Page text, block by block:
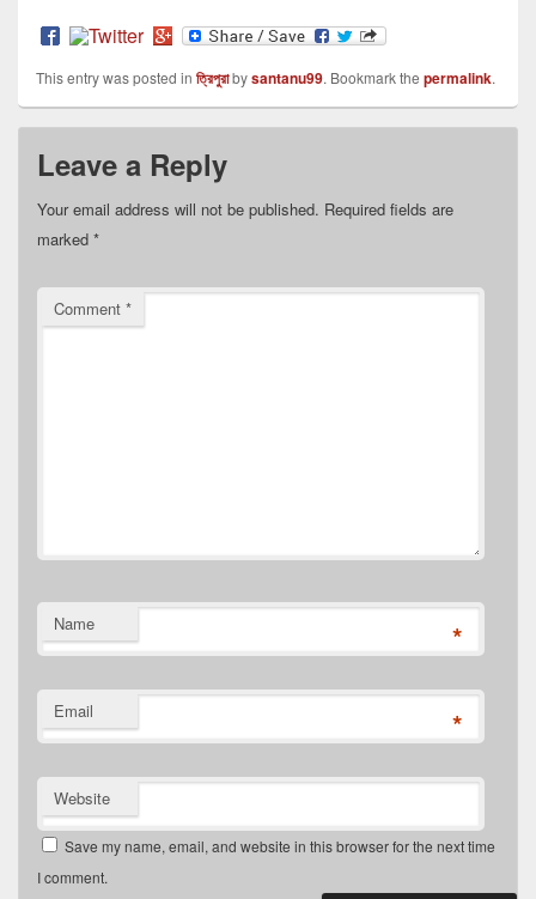
This entry was posted in ত্রিপুরাbysantanu99. Bookmark the permalink.
Leave a Reply
Your email address will not be published. Required fields are
marked *
Comment *
Name *
Email *
Website
Save my name, email, and website in this browser for the next time
I comment.